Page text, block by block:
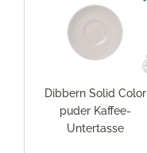
Dibbern Solid Color
puder Kaffee-
Untertasse